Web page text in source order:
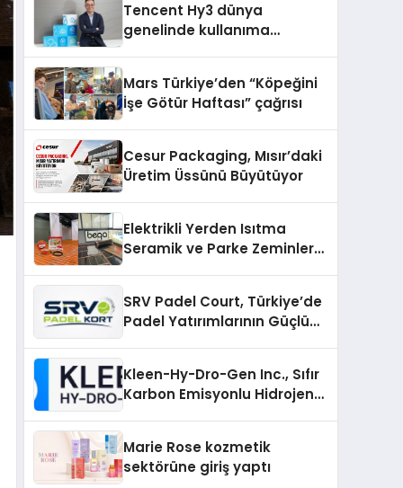
Tencent Hy3 dünya
genelinde kullanıma
Mars Türkiye’den “Köpeğini
İşe Götür Haftası” çağrısı
Cesur Packaging, Mısır’daki
Üretim Üssünü Büyütüyor
Elektrikli Yerden Isıtma
Seramik ve Parke Zeminler
SRV Padel Court, Türkiye’de
Padel Yatırımlarının Güçlü
Kleen-Hy-Dro-Gen Inc., Sıfır
Karbon Emisyonlu Hidrojen
Aldı
Marie Rose kozmetik
sektörüne giriş yaptı